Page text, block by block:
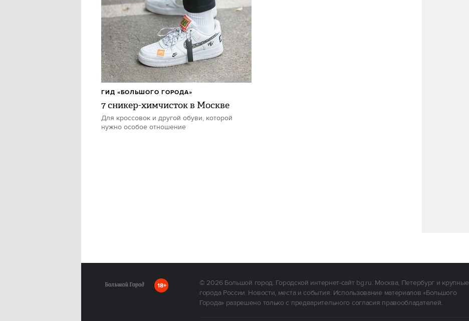
7 сникер-химчисток в Москве
Для кроссовок и другой обуви, которой
нужно особое отношение
ГИД «БОЛЬШОГО ГОРОДА»
18+ © 2026Большой город. Городской интернет-сайт bg.ru. Москва, Петербург и крупные
города России. Новости, места и события. Использование материалов «Большого
Города» разрешено только с предварительного согласия правообладателей.